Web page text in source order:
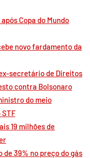
Copa do Mundo
novo fardamento da
secretário de Direitos
contra Bolsonaro
do meio
19 milhões de
39% no preço do gás